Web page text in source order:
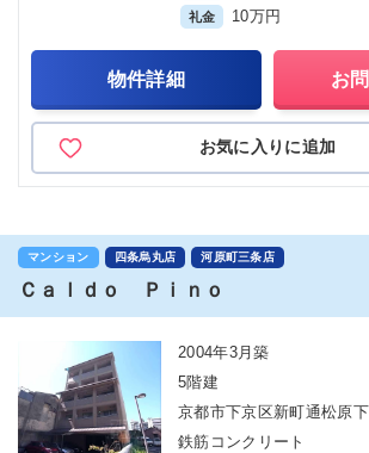
礼金 10万円
物件詳細 お
お気に入りに追加
マンション 四条烏丸店 河原町三条店
Ｃａｌｄｏ Ｐｉｎｏ
2004年3月築
5階建
京都市下京区新町通松原
鉄筋コンクリート